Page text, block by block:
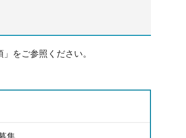
をご参照ください。